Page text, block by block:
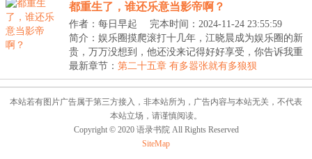
都重生了，谁还乐意当影帝啊？
作者：每日早起
完本时间：2024-11-24 23:55:59
简介：娱乐圈摸爬滚打十几年，江晓晨成为娱乐圈的新
贵，万万没想到，他还没来记得好好享受，你告诉我重
生...
最新章节： 第二十五章 有多嚣张就有多狼狈
本站若有图片广告属于第三方接入，非本站所为，广告内容与本站无关，不代表
本站立场，请谨慎阅读。
Copyright © 2020 语录书院 All Rights Reserved
SiteMap